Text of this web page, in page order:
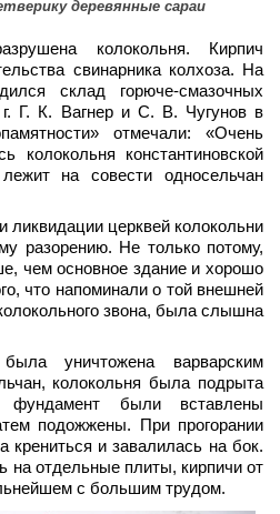
деревянные сараи
колокольня. Кирпич
свинарника колхоза. На
склад горюче-смазочных
Г. К. Вагнер и С. В. Чугунов в
отмечали: «Очень
колокольня константиновской
на совести односельчан
ликвидации церквей колокольни
разорению. Не только потому,
чем основное здание и хорошо
что напоминали о той внешней
звона, была слышна
уничтожена варварским
колокольня была подрыта
были вставлены
подожжены. При прогорании
крениться и завалилась на бок.
на отдельные плиты, кирпичи от
с большим трудом.